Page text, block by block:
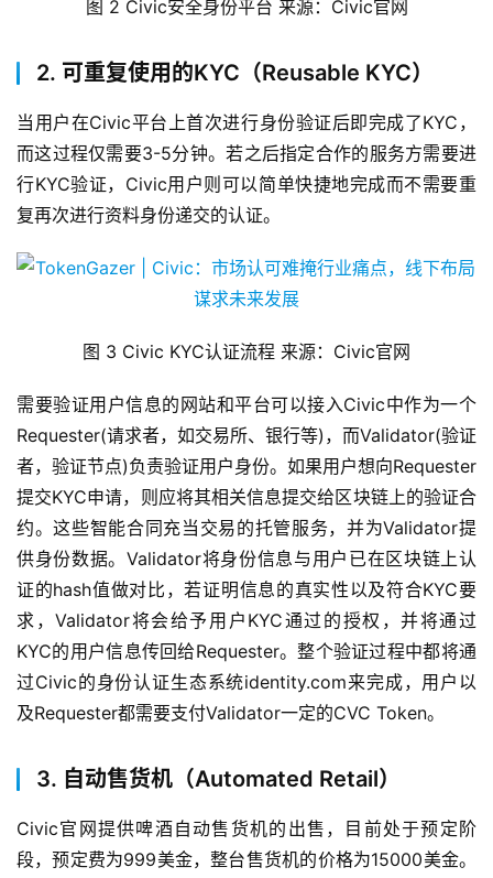
图 2 Civic安全身份平台 来源：Civic官网
2. 可重复使用的KYC（Reusable KYC）
当用户在Civic平台上首次进行身份验证后即完成了KYC，
而这过程仅需要3-5分钟。若之后指定合作的服务方需要进
行KYC验证，Civic用户则可以简单快捷地完成而不需要重
复再次进行资料身份递交的认证。
图 3 Civic KYC认证流程 来源：Civic官网
需要验证用户信息的网站和平台可以接入Civic中作为一个
Requester(请求者，如交易所、银行等)，而Validator(验证
者，验证节点)负责验证用户身份。如果用户想向Requester
提交KYC申请，则应将其相关信息提交给区块链上的验证合
约。这些智能合同充当交易的托管服务，并为Validator提
供身份数据。Validator将身份信息与用户已在区块链上认
证的hash值做对比，若证明信息的真实性以及符合KYC要
求，Validator将会给予用户KYC通过的授权，并将通过
KYC的用户信息传回给Requester。整个验证过程中都将通
过Civic的身份认证生态系统identity.com来完成，用户以
及Requester都需要支付Validator一定的CVC Token。
3. 自动售货机（Automated Retail）
Civic官网提供啤酒自动售货机的出售，目前处于预定阶
段，预定费为999美金，整台售货机的价格为15000美金。